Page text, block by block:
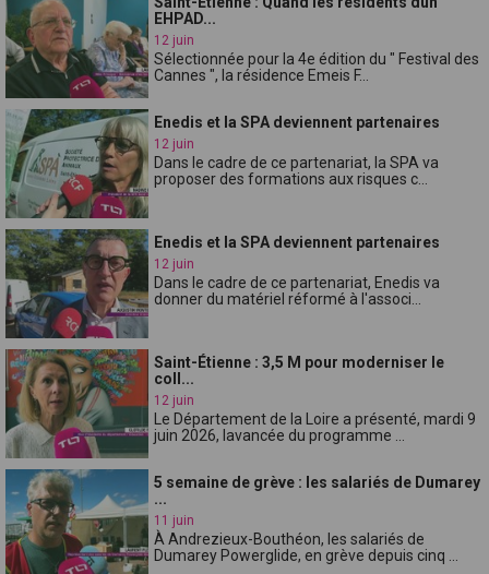
EHPAD...
12 juin
Sélectionnée pour la 4e édition du " Festival des
Cannes ", la résidence Emeis F...
Enedis et la SPA deviennent partenaires
12 juin
Dans le cadre de ce partenariat, la SPA va
proposer des formations aux risques c...
Enedis et la SPA deviennent partenaires
12 juin
Dans le cadre de ce partenariat, Enedis va
donner du matériel réformé à l'associ...
Saint-Étienne : 3,5 M pour moderniser le
coll...
12 juin
Le Département de la Loire a présenté, mardi 9
juin 2026, lavancée du programme ...
5 semaine de grève : les salariés de Dumarey
...
11 juin
À Andrezieux-Bouthéon, les salariés de
Dumarey Powerglide, en grève depuis cinq ...